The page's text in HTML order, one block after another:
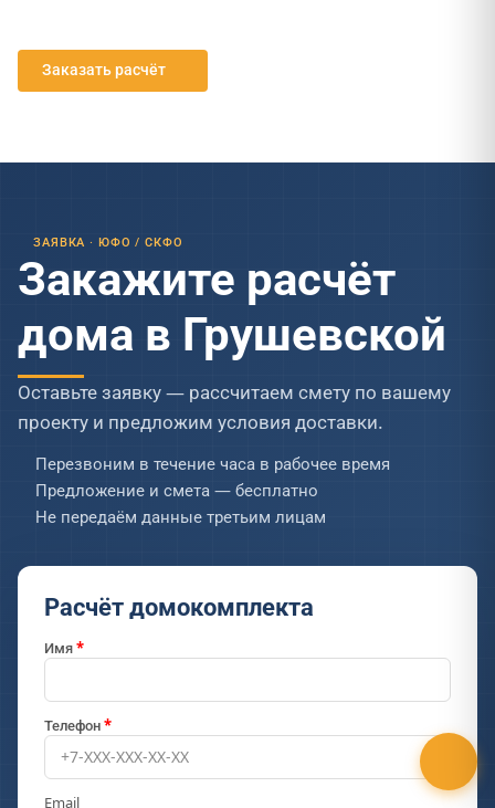
Заказать расчёт
ЗАЯВКА · ЮФО / СКФО
Закажите расчёт
дома в Грушевской
Оставьте заявку — рассчитаем смету по вашему
проекту и предложим условия доставки.
Перезвоним в течение часа в рабочее время
Предложение и смета — бесплатно
Не передаём данные третьим лицам
Расчёт домокомплекта
Имя
Телефон
Email